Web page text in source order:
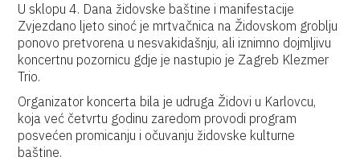
U sklopu 4. Dana židovske baštine i manifestacije
Zvjezdano ljeto sinoć je mrtvačnica na Židovskom groblju
ponovo pretvorena u nesvakidašnju, ali iznimno dojmljivu
koncertnu pozornicu gdje je nastupio je Zagreb Klezmer
Trio.
Organizator koncerta bila je udruga Židovi u Karlovcu,
koja već četvrtu godinu zaredom provodi program
posvećen promicanju i očuvanju židovske kulturne
baštine.